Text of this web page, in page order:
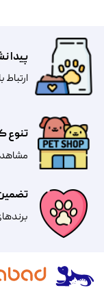
تنوع
پیدا
​​​ارتباط